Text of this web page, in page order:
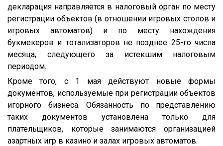
декларация направляется в налоговый орган по месту
регистрации объектов (в отношении игровых столов и
игровых автоматов) и по месту нахождения
букмекеров и тотализаторов не позднее 25-го числа
месяца, следующего за истекшим налоговым
периодом.
Кроме того, с 1 мая действуют новые формы
документов, используемые при регистрации объектов
игорного бизнеса. Обязанность по представлению
таких документов установлена только для
плательщиков, которые занимаются организацией
азартных игр в казино и залах игровых автоматов.